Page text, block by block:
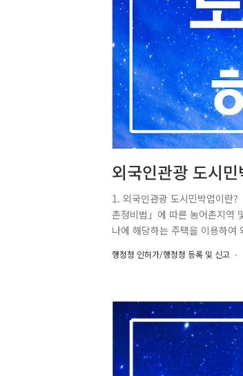
외국인관광 도시
1. 외국인관광 도시민박업이란
촌정비법」에 따른 농어촌지역
나에 해당하는 주택을 이용하여
고 숙식 등을 제공(도시지역에
활성화 계획에 따라 같은 조 제9
행정청 인허가/행정청 등록 및 신고